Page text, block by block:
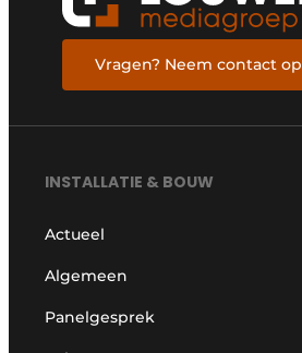
Vragen? Neem contact op
INSTALLATIE & BOUW
Actueel
Algemeen
Panelgesprek